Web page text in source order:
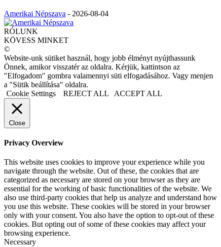
Amerikai Népszava - 2026-08-04
RÓLUNK
KÖVESS MINKET
©
Website-unk sütiket használ, hogy jobb élményt nyújthassunk
Önnek, amikor visszatér az oldalra. Kérjük, kattintson az
"Elfogadom" gombra valamennyi süti elfogadásához. Vagy menjen
a "Sütik beállítása" oldalra.
Cookie Settings
REJECT ALL ACCEPT ALL
Close
Privacy Overview
This website uses cookies to improve your experience while you
navigate through the website. Out of these, the cookies that are
categorized as necessary are stored on your browser as they are
essential for the working of basic functionalities of the website. We
also use third-party cookies that help us analyze and understand how
you use this website. These cookies will be stored in your browser
only with your consent. You also have the option to opt-out of these
cookies. But opting out of some of these cookies may affect your
browsing experience.
Necessary